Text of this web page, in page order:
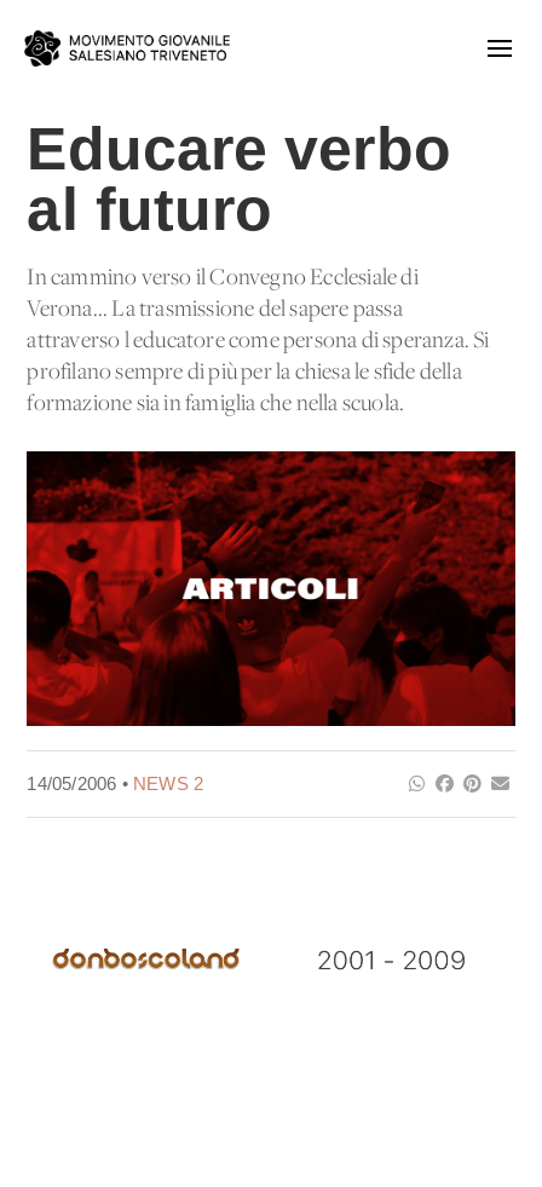
Educare verbo
al futuro
In cammino verso il Convegno Ecclesiale di
Verona... La trasmissione del sapere passa
attraverso l'educatore come persona di speranza. Si
profilano sempre di più per la chiesa le sfide della
formazione sia in famiglia che nella scuola.
14/05/2006 • NEWS 2